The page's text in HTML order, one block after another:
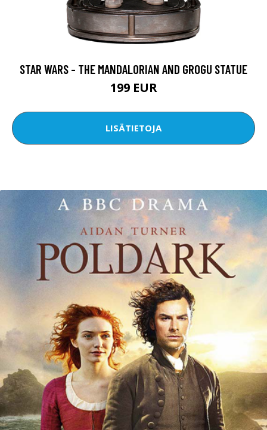
STAR WARS - THE MANDALORIAN AND GROGU STATUE
199 EUR
LISÄTIETOJA